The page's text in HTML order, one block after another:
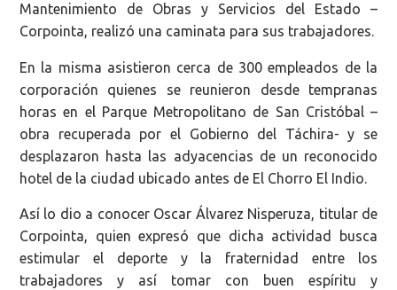
Mantenimiento de Obras y Servicios del Estado –
Corpointa, realizó una caminata para sus trabajadores.
En la misma asistieron cerca de 300 empleados de la
corporación quienes se reunieron desde tempranas
horas en el Parque Metropolitano de San Cristóbal –
obra recuperada por el Gobierno del Táchira- y se
desplazaron hasta las adyacencias de un reconocido
hotel de l​​a ciudad ubicado antes de El Chorro El Indio.
Así lo dio a conocer Oscar Álvarez Nisperuza, titular de
Corpointa, quien expresó que dicha actividad busca
estimular el deporte y la fraternidad entre los
trabajadores y así tomar con buen espíritu y